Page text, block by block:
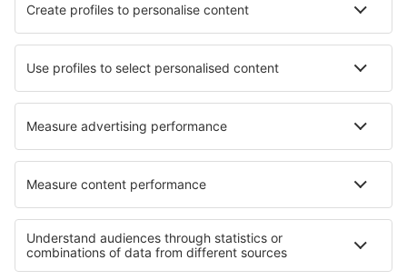
Hotely in Medelon Hotely in Courbehaye
Hotely in Paradise Hotely in Smithers Landing
Nejlepší hotely - regiony
Hotely in Principality of Asturias
Hotely na pobřeží Smrti Hotely na Mallorce
Hotely v Kantábrii Hotely v Wigerský národní park